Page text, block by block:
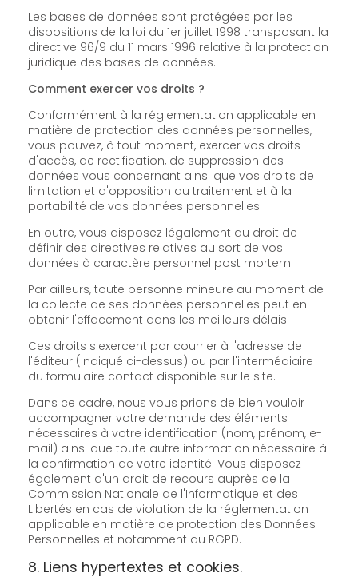
Les bases de données sont protégées par les
dispositions de la loi du 1er juillet 1998 transposant la
directive 96/9 du 11 mars 1996 relative à la protection
juridique des bases de données.
Comment exercer vos droits ?
Conformément à la réglementation applicable en
matière de protection des données personnelles,
vous pouvez, à tout moment, exercer vos droits
d'accès, de rectification, de suppression des
données vous concernant ainsi que vos droits de
limitation et d'opposition au traitement et à la
portabilité de vos données personnelles.
En outre, vous disposez légalement du droit de
définir des directives relatives au sort de vos
données à caractère personnel post mortem.
Par ailleurs, toute personne mineure au moment de
la collecte de ses données personnelles peut en
obtenir l'effacement dans les meilleurs délais.
Ces droits s'exercent par courrier à l'adresse de
l'éditeur (indiqué ci-dessus) ou par l'intermédiaire
du formulaire contact disponible sur le site.
Dans ce cadre, nous vous prions de bien vouloir
accompagner votre demande des éléments
nécessaires à votre identification (nom, prénom, e-
mail) ainsi que toute autre information nécessaire à
la confirmation de votre identité. Vous disposez
également d'un droit de recours auprès de la
Commission Nationale de l'Informatique et des
Libertés en cas de violation de la réglementation
applicable en matière de protection des Données
Personnelles et notamment du RGPD.
8. Liens hypertextes et cookies.